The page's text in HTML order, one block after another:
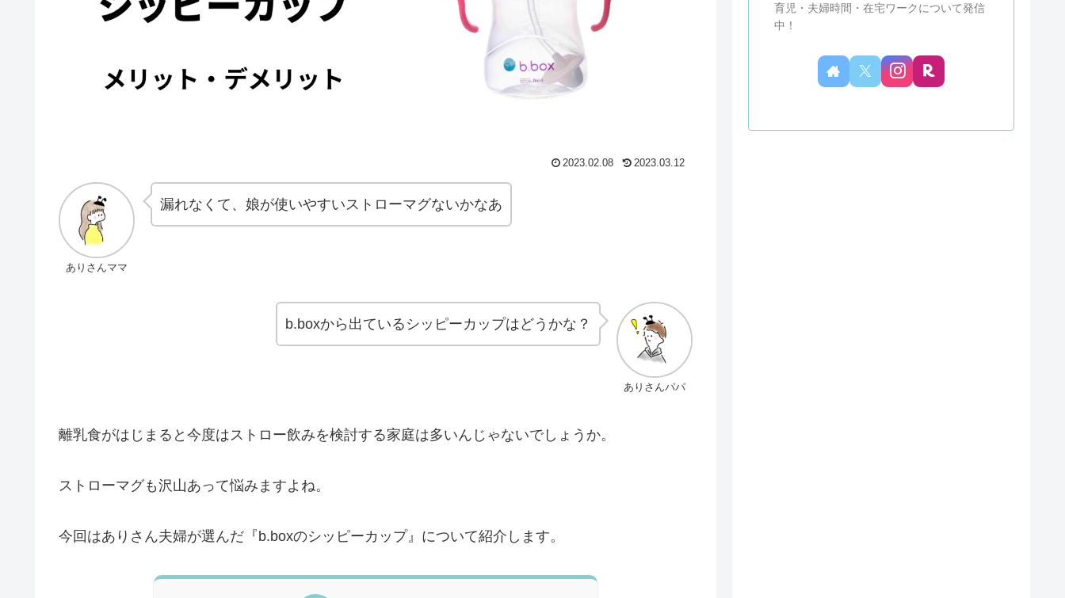
2023.02.08 2023.03.12
ありさんママ
漏れなくて、娘が使いやすいストローマグないかなあ
ありさんパパ
b.boxから出ているシッピーカップはどうかな？
離乳食がはじまると今度はストロー飲みを検討する家庭は多いんじゃないでしょうか。
ストローマグも沢山あって悩みますよね。
今回はありさん夫婦が選んだ『b.boxのシッピーカップ』について紹介します。
育児・夫婦時間・在宅ワークについて発信
中！